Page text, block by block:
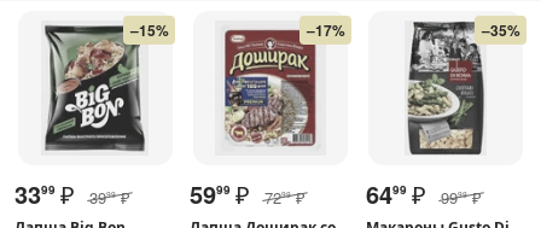
–15%
3399 ₽ 3999 ₽
–17%
5999 ₽ 7299 ₽
–35%
6499 ₽ 9999 ₽